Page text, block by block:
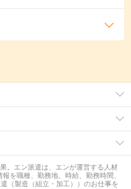
。エン派遣は、エンが運営する人材
を職種、勤務地、時給、勤務時間、
（製造（組立・加工））のお仕事を